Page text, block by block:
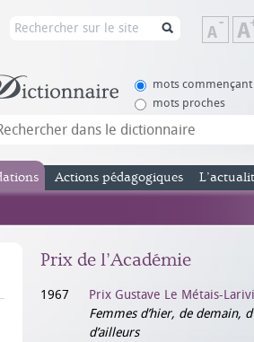
la
de
mots
mots proches
Actions pédagogiques
Prix de l’Académie
1967
Prix Gustave Le Métais-
Femmes d’hier, de demain,
d’ailleurs